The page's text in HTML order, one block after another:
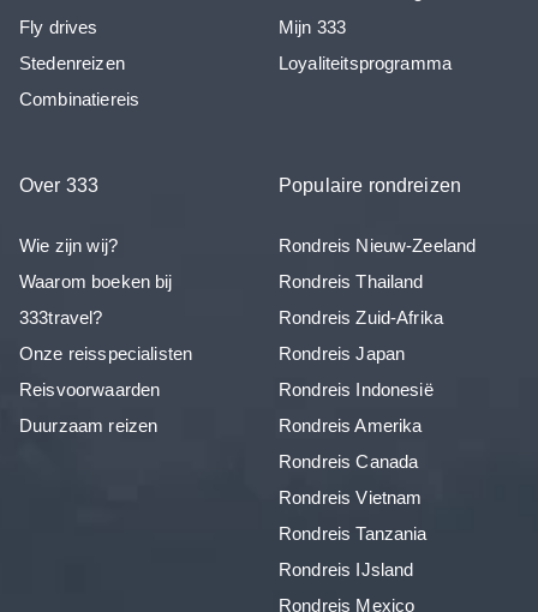
Fly drives
Stedenreizen
Combinatiereis
Mijn 333
Loyaliteitsprogramma
Over 333
Wie zijn wij?
Waarom boeken bij
333travel?
Onze reisspecialisten
Reisvoorwaarden
Duurzaam reizen
Populaire rondreizen
Rondreis Nieuw-Zeeland
Rondreis Thailand
Rondreis Zuid-Afrika
Rondreis Japan
Rondreis Indonesië
Rondreis Amerika
Rondreis Canada
Rondreis Vietnam
Rondreis Tanzania
Rondreis IJsland
Rondreis Mexico